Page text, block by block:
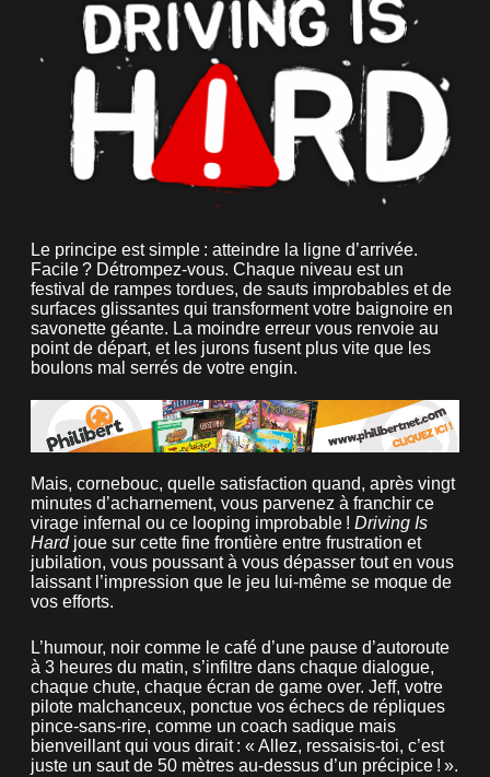
Le principe est simple : atteindre la ligne d’arrivée.
Facile ? Détrompez-vous. Chaque niveau est un
festival de rampes tordues, de sauts improbables et de
surfaces glissantes qui transforment votre baignoire en
savonette géante. La moindre erreur vous renvoie au
point de départ, et les jurons fusent plus vite que les
boulons mal serrés de votre engin.
Mais, cornebouc, quelle satisfaction quand, après vingt
minutes d’acharnement, vous parvenez à franchir ce
virage infernal ou ce looping improbable ! Driving Is
Hardjoue sur cette fine frontière entre frustration et
jubilation, vous poussant à vous dépasser tout en vous
laissant l’impression que le jeu lui-même se moque de
vos efforts.
L’humour, noir comme le café d’une pause d’autoroute
à 3 heures du matin, s’infiltre dans chaque dialogue,
chaque chute, chaque écran de game over. Jeff, votre
pilote malchanceux, ponctue vos échecs de répliques
pince-sans-rire, comme un coach sadique mais
bienveillant qui vous dirait : « Allez, ressaisis-toi, c’est
juste un saut de 50 mètres au-dessus d’un précipice ! ».